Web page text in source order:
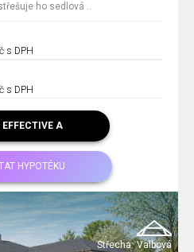
ho sedlová ..
s DPH
s DPH
EFFECTIVE A
HYPOTÉKU
Střecha: Valbová